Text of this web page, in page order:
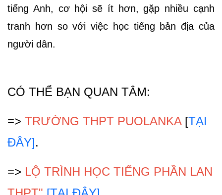
tiếng Anh, cơ hội sẽ ít hơn, gặp nhiều cạnh
tranh hơn so với việc học tiếng bản địa của
người dân.
CÓ THỂ BẠN QUAN TÂM:
=> TRƯỜNG THPT PUOLANKA [TẠI
ĐÂY].
=> LỘ TRÌNH HỌC TIẾNG PHẦN LAN